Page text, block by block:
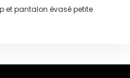
et pantalon évasé petite